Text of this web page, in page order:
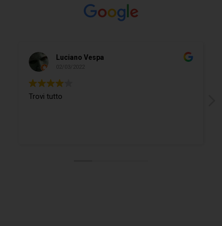
Luciano Vespa
02/03/2022
Trovi tutto